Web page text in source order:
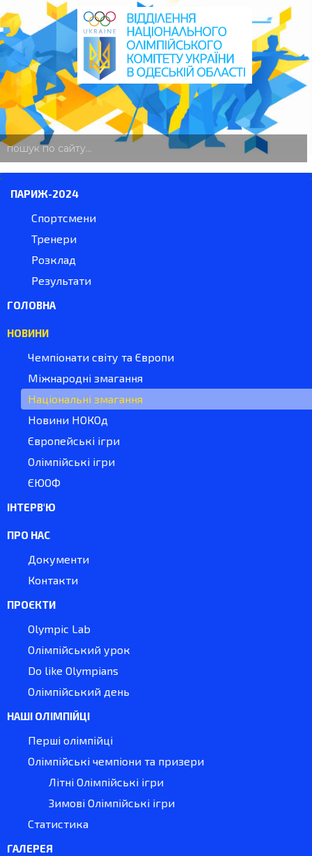
пошук
по
ПАРИЖ-2024
Спортсмени
Тренери
Розклад
Результати
ГОЛОВНА
НОВИНИ
Чемпіонати світу та Європи
Міжнародні змагання
Національні змагання
Новини НОКОд
Європейські ігри
Олімпійські ігри
ЄЮОФ
ІНТЕРВ'Ю
ПРО НАС
Документи
Контакти
ПРОЄКТИ
Olympic Lab
Олімпійський урок
Do like Olympians
Олімпійський день
НАШІ ОЛІМПІЙЦІ
Перші олімпійці
Олімпійські чемпіони та призери
Літні Олімпійські ігри
Зимові Олімпійські ігри
Статистика
ГАЛЕРЕЯ